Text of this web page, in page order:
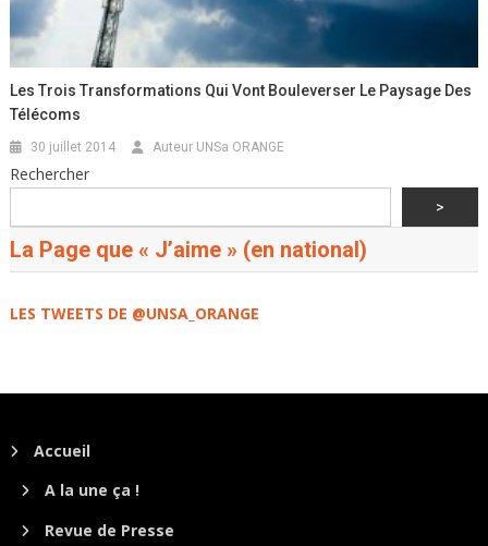
Les Trois Transformations Qui Vont Bouleverser Le Paysage Des
Télécoms
30 juillet 2014 Auteur UNSa ORANGE
Rechercher
>
La Page que « J’aime » (en national)
LES TWEETS DE @UNSA_ORANGE
Accueil
A la une ça !
Revue de Presse